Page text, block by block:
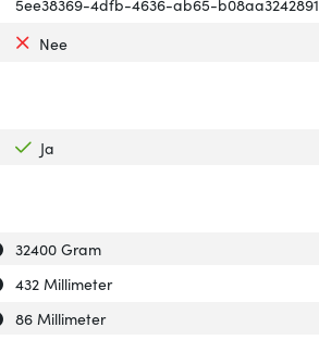
5ee38369-4dfb-4636-ab65-b08aa3242891
Nee
Ja
Uitleg over 'Gewicht'
Verberg uitleg over 'Gewicht'
32400 Gram
Uitleg over 'Breedte'
Verberg uitleg over 'Breedte'
432 Millimeter
Uitleg over 'Hoogte'
Verberg uitleg over 'Hoogte'
86 Millimeter